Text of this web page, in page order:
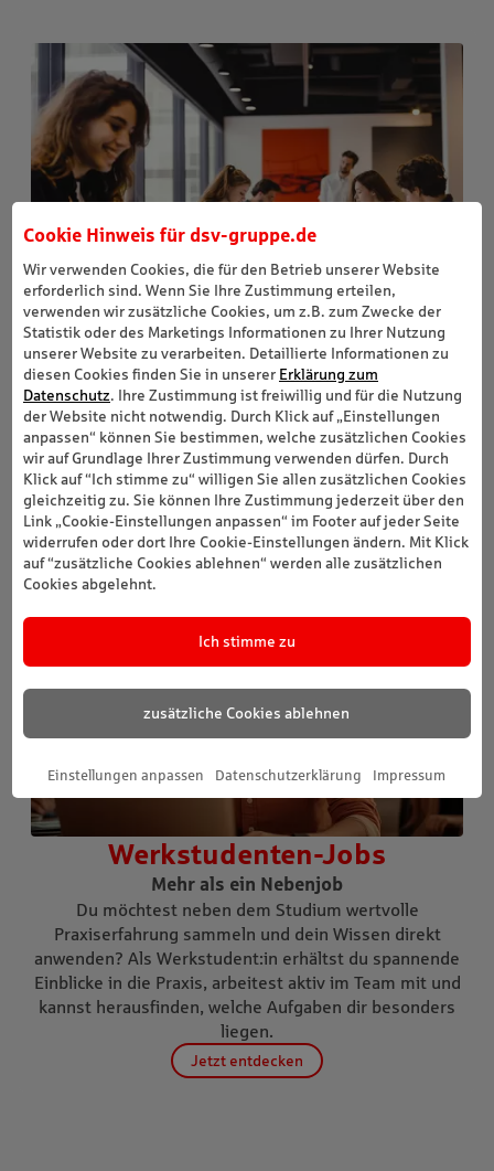
Cookie Hinweis für dsv-gruppe.de
Wir verwenden Cookies, die für den Betrieb unserer Website
erforderlich sind. Wenn Sie Ihre Zustimmung erteilen,
verwenden wir zusätzliche Cookies, um z.B. zum Zwecke der
Statistik oder des Marketings Informationen zu Ihrer Nutzung
unserer Website zu verarbeiten. Detaillierte Informationen zu
diesen Cookies finden Sie in unserer Erklärung zum
Datenschutz. Ihre Zustimmung ist freiwillig und für die Nutzung
der Website nicht notwendig. Durch Klick auf „Einstellungen
anpassen“ können Sie bestimmen, welche zusätzlichen Cookies
wir auf Grundlage Ihrer Zustimmung verwenden dürfen. Durch
Klick auf “Ich stimme zu“ willigen Sie allen zusätzlichen Cookies
gleichzeitig zu. Sie können Ihre Zustimmung jederzeit über den
Link „Cookie-Einstellungen anpassen“ im Footer auf jeder Seite
widerrufen oder dort Ihre Cookie-Einstellungen ändern. Mit Klick
auf “zusätzliche Cookies ablehnen“ werden alle zusätzlichen
Cookies abgelehnt.
Ich stimme zu
zusätzliche Cookies ablehnen
Einstellungen anpassen Datenschutzerklärung Impressum